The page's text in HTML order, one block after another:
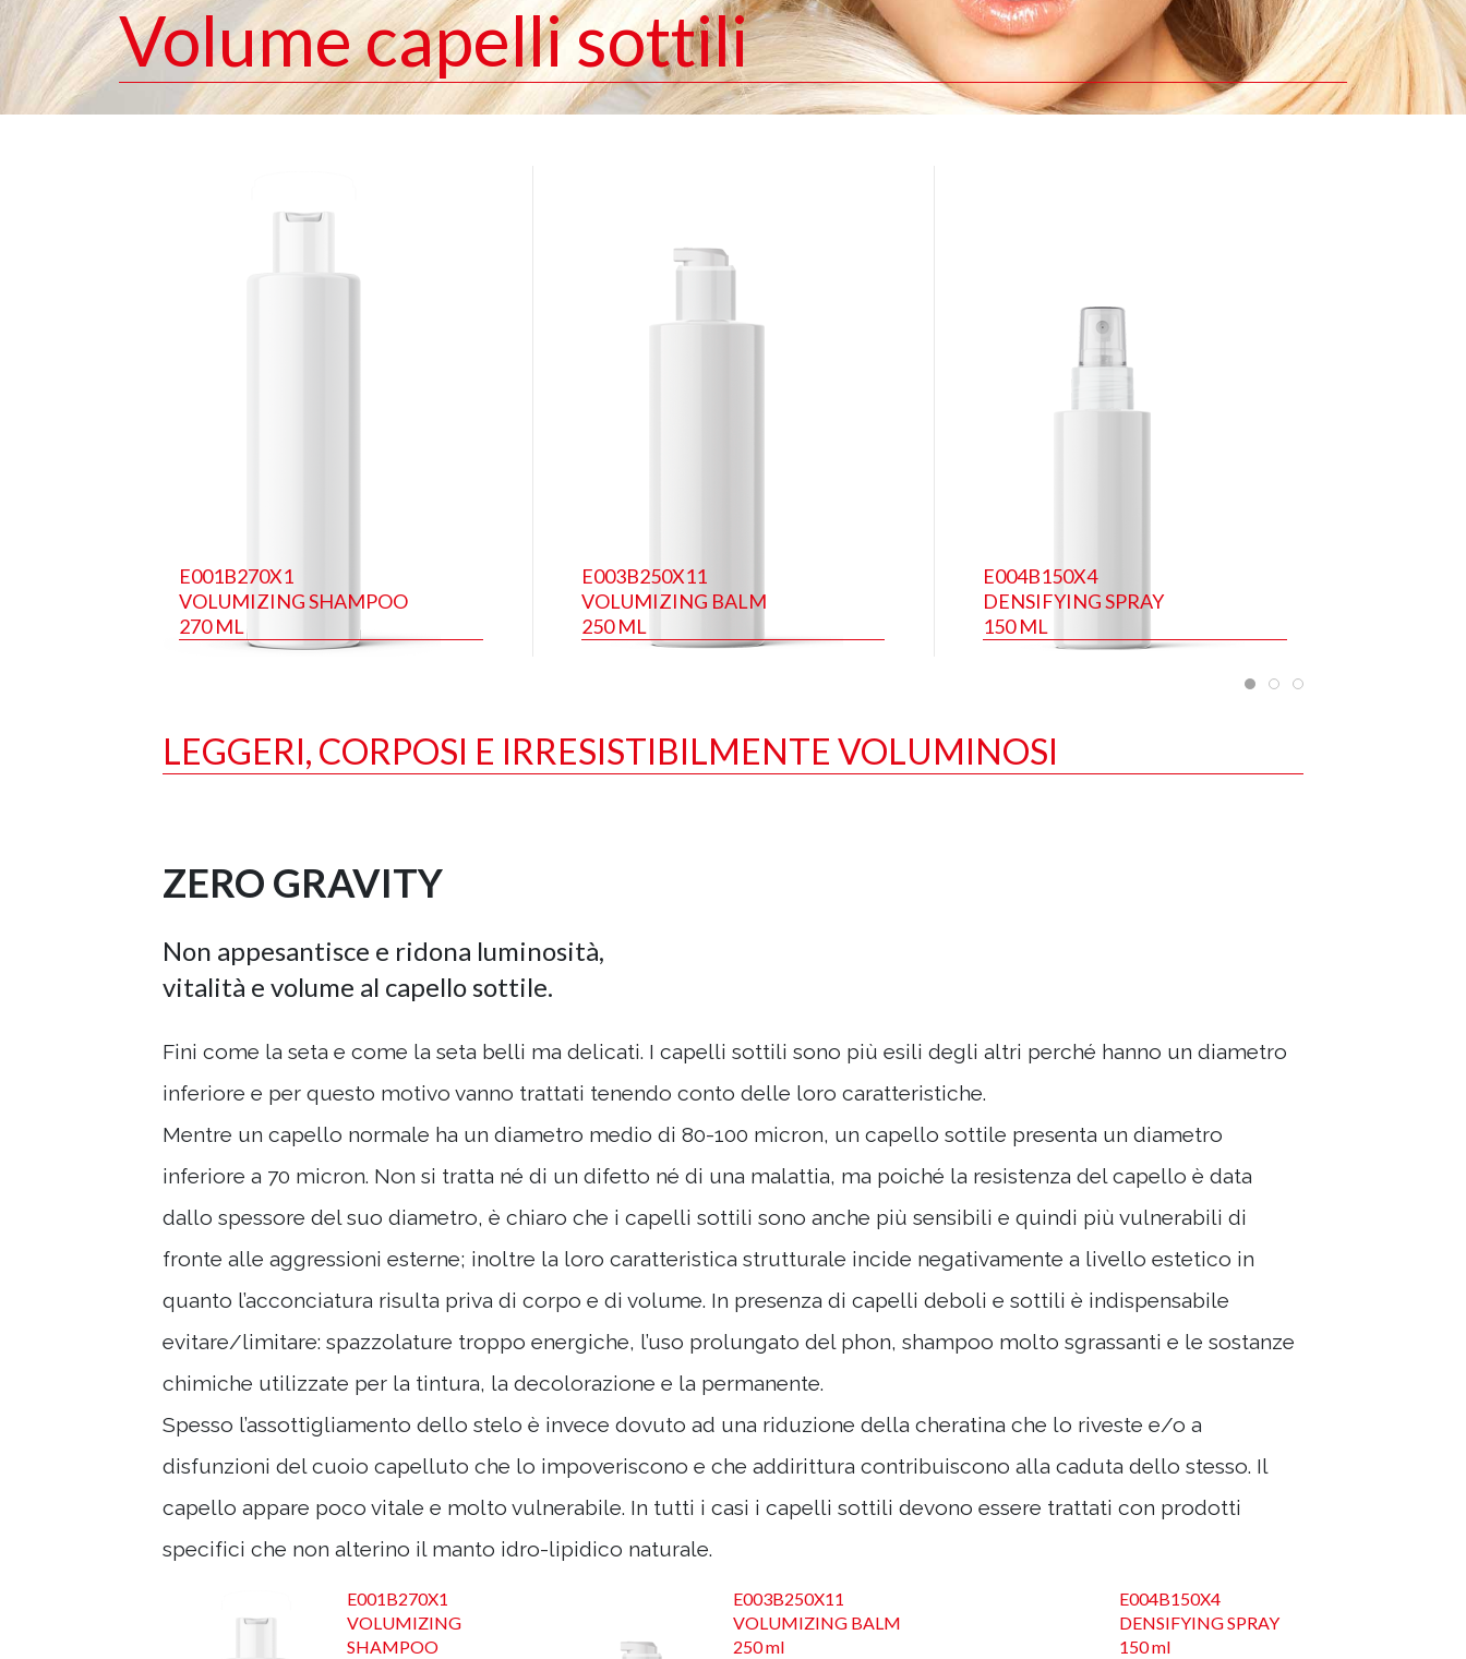
Volume capelli sottili
E001B270X1
VOLUMIZING SHAMPOO
270 ML
E003B250X11
VOLUMIZING BALM
250 ML
E004B150X4
DENSIFYING SPRAY
150 ML
LEGGERI, CORPOSI E IRRESISTIBILMENTE VOLUMINOSI
ZERO GRAVITY
Non appesantisce e ridona luminosità,
vitalità e volume al capello sottile.
Fini come la seta e come la seta belli ma delicati. I capelli sottili sono più esili degli altri perché hanno un diametro
inferiore e per questo motivo vanno trattati tenendo conto delle loro caratteristiche.
Mentre un capello normale ha un diametro medio di 80-100 micron, un capello sottile presenta un diametro
inferiore a 70 micron. Non si tratta né di un difetto né di una malattia, ma poiché la resistenza del capello è data
dallo spessore del suo diametro, è chiaro che i capelli sottili sono anche più sensibili e quindi più vulnerabili di
fronte alle aggressioni esterne; inoltre la loro caratteristica strutturale incide negativamente a livello estetico in
quanto l’acconciatura risulta priva di corpo e di volume. In presenza di capelli deboli e sottili è indispensabile
evitare/limitare: spazzolature troppo energiche, l’uso prolungato del phon, shampoo molto sgrassanti e le sostanze
chimiche utilizzate per la tintura, la decolorazione e la permanente.
Spesso l’assottigliamento dello stelo è invece dovuto ad una riduzione della cheratina che lo riveste e/o a
disfunzioni del cuoio capelluto che lo impoveriscono e che addirittura contribuiscono alla caduta dello stesso. Il
capello appare poco vitale e molto vulnerabile. In tutti i casi i capelli sottili devono essere trattati con prodotti
specifici che non alterino il manto idro-lipidico naturale.
E001B270X1
VOLUMIZING
SHAMPOO
E003B250X11
VOLUMIZING BALM
250 ml
E004B150X4
DENSIFYING SPRAY
150 ml